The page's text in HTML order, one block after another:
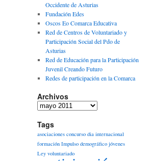
Occidente de Asturias
Fundación Edes
Oscos Eo Comarca Educativa
Red de Centros de Voluntariado y
Participación Social del Pdo de
Asturias
Red de Educación para la Participación
Juvenil Creando Futuro
Redes de participación en la Comarca
Archivos
Archivos
Tags
asociaciones concurso dia internacional
formación Impulso demográfico jóvenes
Ley voluntariado